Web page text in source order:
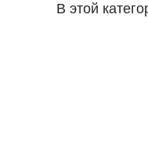
В этой